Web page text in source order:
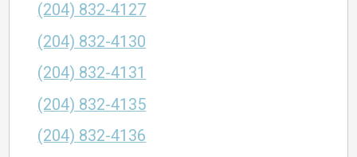
(204) 832-4127
(204) 832-4130
(204) 832-4131
(204) 832-4135
(204) 832-4136